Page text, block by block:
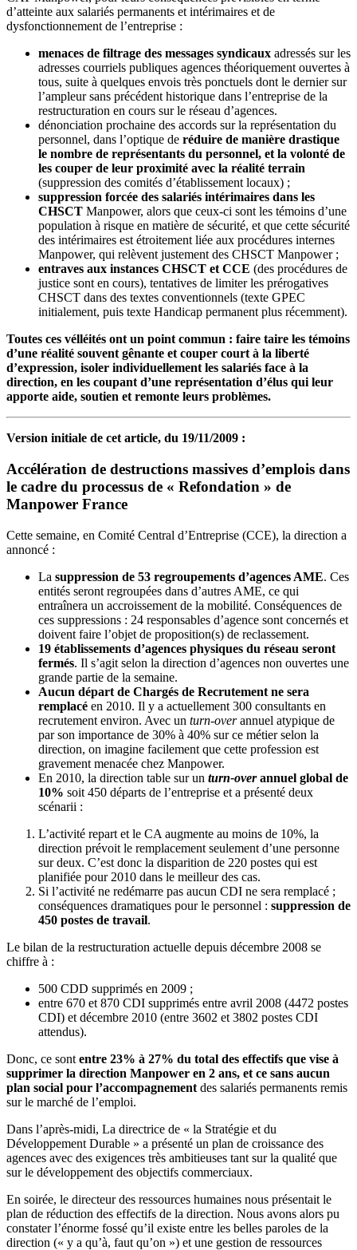
d’atteinte aux salariés permanents et intérimaires et de
dysfonctionnement de l’entreprise :
menaces de filtrage des messages syndicaux adressés sur les
adresses courriels publiques agences théoriquement ouvertes à
tous, suite à quelques envois très ponctuels dont le dernier sur
l’ampleur sans précédent historique dans l’entreprise de la
restructuration en cours sur le réseau d’agences.
dénonciation prochaine des accords sur la représentation du
personnel, dans l’optique de réduire de manière drastique
le nombre de représentants du personnel, et la volonté de
les couper de leur proximité avec la réalité terrain
(suppression des comités d’établissement locaux) ;
suppression forcée des salariés intérimaires dans les
CHSCT Manpower, alors que ceux-ci sont les témoins d’une
population à risque en matière de sécurité, et que cette sécurité
des intérimaires est étroitement liée aux procédures internes
Manpower, qui relèvent justement des CHSCT Manpower ;
entraves aux instances CHSCT et CCE (des procédures de
justice sont en cours), tentatives de limiter les prérogatives
CHSCT dans des textes conventionnels (texte GPEC
initialement, puis texte Handicap permanent plus récemment).
Toutes ces vélléités ont un point commun : faire taire les témoins
d’une réalité souvent gênante et couper court à la liberté
d’expression, isoler individuellement les salariés face à la
direction, en les coupant d’une représentation d’élus qui leur
apporte aide, soutien et remonte leurs problèmes.
Version initiale de cet article, du 19/11/2009 :
Accélération de destructions massives d’emplois dans
le cadre du processus de « Refondation » de
Manpower France
Cette semaine, en Comité Central d’Entreprise (CCE), la direction a
annoncé :
La suppression de 53 regroupements d’agences AME. Ces
entités seront regroupées dans d’autres AME, ce qui
entraînera un accroissement de la mobilité. Conséquences de
ces suppressions : 24 responsables d’agence sont concernés et
doivent faire l’objet de proposition(s) de reclassement.
19 établissements d’agences physiques du réseau seront
fermés. Il s’agit selon la direction d’agences non ouvertes une
grande partie de la semaine.
Aucun départ de Chargés de Recrutement ne sera
remplacé en 2010. Il y a actuellement 300 consultants en
recrutement environ. Avec un turn-overannuel atypique de
par son importance de 30% à 40% sur ce métier selon la
direction, on imagine facilement que cette profession est
gravement menacée chez Manpower.
En 2010, la direction table sur un turn-overannuel global de
10% soit 450 départs de l’entreprise et a présenté deux
scénarii :
L’activité repart et le CA augmente au moins de 10%, la
direction prévoit le remplacement seulement d’une personne
sur deux. C’est donc la disparition de 220 postes qui est
planifiée pour 2010 dans le meilleur des cas.
Si l’activité ne redémarre pas aucun CDI ne sera remplacé ;
conséquences dramatiques pour le personnel : suppression de
450 postes de travail.
Le bilan de la restructuration actuelle depuis décembre 2008 se
chiffre à :
500 CDD supprimés en 2009 ;
entre 670 et 870 CDI supprimés entre avril 2008 (4472 postes
CDI) et décembre 2010 (entre 3602 et 3802 postes CDI
attendus).
Donc, ce sont entre 23% à 27% du total des effectifs que vise à
supprimer la direction Manpower en 2 ans, et ce sans aucun
plan social pour l’accompagnement des salariés permanents remis
sur le marché de l’emploi.
Dans l’après-midi, La directrice de « la Stratégie et du
Développement Durable » a présenté un plan de croissance des
agences avec des exigences très ambitieuses tant sur la qualité que
sur le développement des objectifs commerciaux.
En soirée, le directeur des ressources humaines nous présentait le
plan de réduction des effectifs de la direction. Nous avons alors pu
constater l’énorme fossé qu’il existe entre les belles paroles de la
direction (« y a qu’à, faut qu’on ») et une gestion de ressources